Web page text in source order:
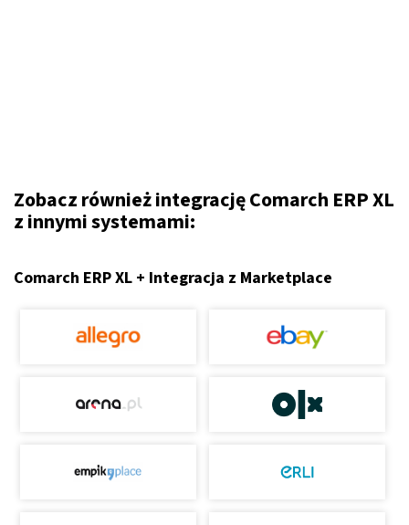
Zobacz również integrację Comarch ERP XL
z innymi systemami:
Comarch ERP XL + Integracja z Marketplace